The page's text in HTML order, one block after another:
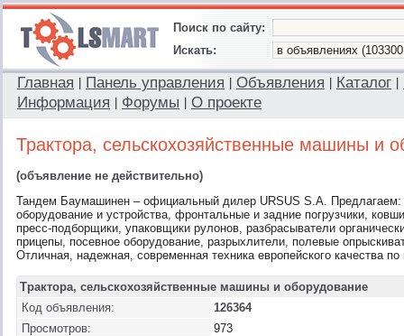
Поиск по сайту:
Искать:
Главная Панель управления Объявления Каталог
Информация
Форумы О проекте
Трактора, сельскохозяйственные машины и
(объявление не действительно)
Тандем Баумашинен – официальный дилер URSUS S.A. Предлагаем:
оборудование и устройства, фронтальные и задние погрузчики,
пресс-подборщики, упаковщики рулонов, разбрасыватели
прицепы, посевное оборудование, разрыхлители, полевые
Отличная, надежная, современная техника европейского качества по
Трактора, сельскохозяйственные машины и оборудование
Код объявления:
126364
Просмотров:
973